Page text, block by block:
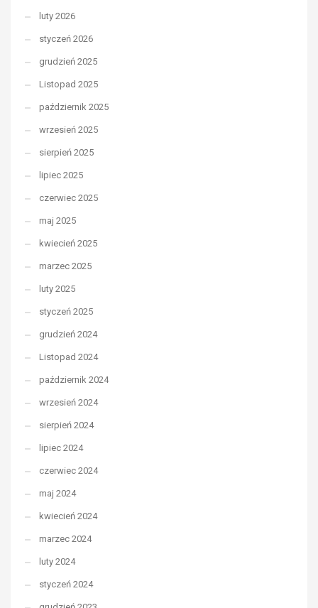
luty 2026
styczeń 2026
grudzień 2025
Listopad 2025
październik 2025
wrzesień 2025
sierpień 2025
lipiec 2025
czerwiec 2025
maj 2025
kwiecień 2025
marzec 2025
luty 2025
styczeń 2025
grudzień 2024
Listopad 2024
październik 2024
wrzesień 2024
sierpień 2024
lipiec 2024
czerwiec 2024
maj 2024
kwiecień 2024
marzec 2024
luty 2024
styczeń 2024